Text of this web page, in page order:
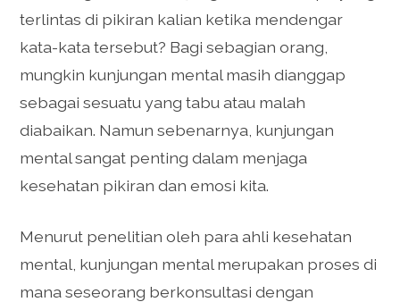
terlintas di pikiran kalian ketika mendengar
kata-kata tersebut? Bagi sebagian orang,
mungkin kunjungan mental masih dianggap
sebagai sesuatu yang tabu atau malah
diabaikan. Namun sebenarnya, kunjungan
mental sangat penting dalam menjaga
kesehatan pikiran dan emosi kita.
Menurut penelitian oleh para ahli kesehatan
mental, kunjungan mental merupakan proses di
mana seseorang berkonsultasi dengan